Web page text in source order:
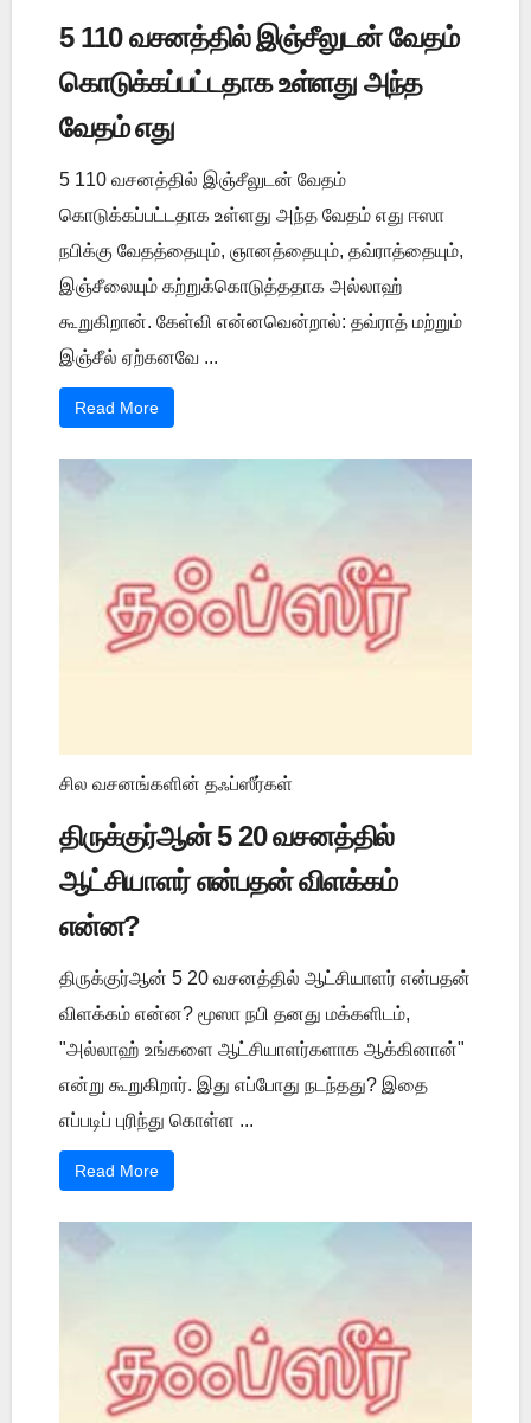
5 110 வசனத்தில் இஞ்சீலுடன் வேதம்
கொடுக்கப்பட்டதாக உள்ளது அந்த
வேதம் எது
5 110 வசனத்தில் இஞ்சீலுடன் வேதம்
கொடுக்கப்பட்டதாக உள்ளது அந்த வேதம் எது ஈஸா
நபிக்கு வேதத்தையும், ஞானத்தையும், தவ்ராத்தையும்,
இஞ்சீலையும் கற்றுக்கொடுத்ததாக அல்லாஹ்
கூறுகிறான். கேள்வி என்னவென்றால்: தவ்ராத் மற்றும்
இஞ்சீல் ஏற்கனவே ...
Read More
சில வசனங்களின் தஃப்ஸீர்கள்
திருக்குர்ஆன் 5 20 வசனத்தில்
ஆட்சியாளர் என்பதன் விளக்கம்
என்ன?
திருக்குர்ஆன் 5 20 வசனத்தில் ஆட்சியாளர் என்பதன்
விளக்கம் என்ன? மூஸா நபி தனது மக்களிடம்,
"அல்லாஹ் உங்களை ஆட்சியாளர்களாக ஆக்கினான்"
என்று கூறுகிறார். இது எப்போது நடந்தது? இதை
எப்படிப் புரிந்து கொள்ள ...
Read More